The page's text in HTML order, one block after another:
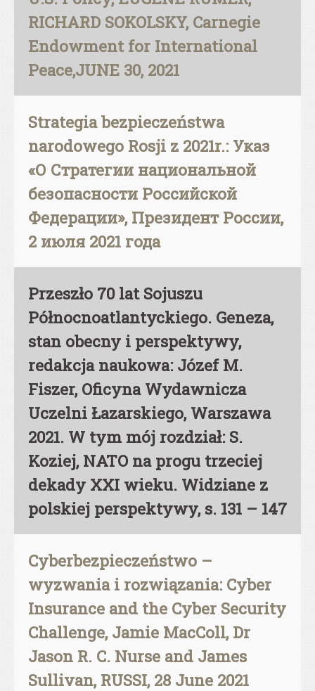
RICHARD SOKOLSKY, Carnegie
Endowment for International
Peace,JUNE 30, 2021
Strategia bezpieczeństwa
narodowego Rosji z 2021r.: Указ
«О Стратегии национальной
безопасности Российской
Федерации», Президент России,
2 июля 2021 года
Przeszło 70 lat Sojuszu
Północnoatlantyckiego. Geneza,
stan obecny i perspektywy,
redakcja naukowa: Józef M.
Fiszer, Oficyna Wydawnicza
Uczelni Łazarskiego, Warszawa
2021. W tym mój rozdział: S.
Koziej, NATO na progu trzeciej
dekady XXI wieku. Widziane z
polskiej perspektywy, s. 131 – 147
Cyberbezpieczeństwo –
wyzwania i rozwiązania: Cyber
Insurance and the Cyber Security
Challenge, Jamie MacColl, Dr
Jason R. C. Nurse and James
Sullivan, RUSSI, 28 June 2021